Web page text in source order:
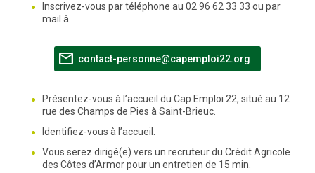
Inscrivez-vous par téléphone au 02 96 62 33 33 ou par
mail à
mail contact-personne@capemploi22.org
Présentez-vous à l’accueil du Cap Emploi 22, situé au 12
rue des Champs de Pies à Saint-Brieuc.
Identifiez-vous à l’accueil.
Vous serez dirigé(e) vers un recruteur du Crédit Agricole
des Côtes d’Armor pour un entretien de 15 min.